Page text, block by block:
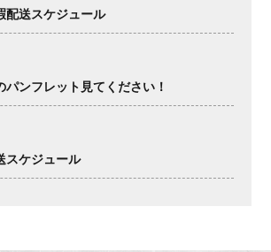
配送スケジュール
パンフレット見てください！
スケジュール